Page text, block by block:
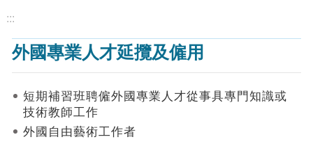
規
公
告
及
釋
:::
外國專業人才延攬及僱用
短期補習班聘僱外國專業人才從事具專門知識或
技術教師工作
外國自由藝術工作者